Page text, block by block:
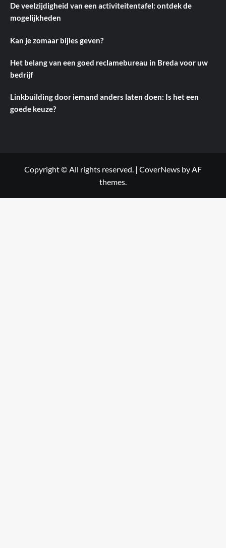
De veelzijdigheid van een activiteitentafel: ontdek de
mogelijkheden
Kan je zomaar bijles geven?
Het belang van een goed reclamebureau in Breda voor uw
bedrijf
Linkbuilding door iemand anders laten doen: Is het een
goede keuze?
Copyright © All rights reserved. | CoverNews by AF
themes.